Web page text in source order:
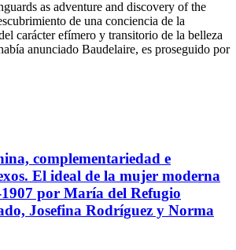
as adventure and discovery of the
de una conciencia de la
carácter efímero y transitorio de la belleza
anunciado Baudelaire, es proseguido por
complementariedad e
El ideal de la mujer moderna
por María del Refugio
Josefina Rodríguez y Norma